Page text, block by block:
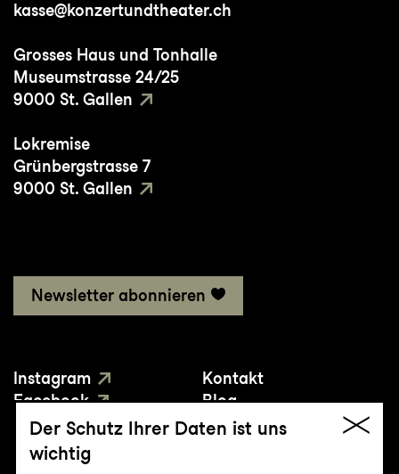
kasse@konzertundtheater.ch
Grosses Haus und Tonhalle
Museumstrasse 24/25
9000 St. Gallen
Lokremise
Grünbergstrasse 7
9000 St. Gallen
Newsletter abonnieren
Instagram
Facebook
YouTube
Kontakt
Blog
Presse
Der Schutz Ihrer Daten ist uns
wichtig